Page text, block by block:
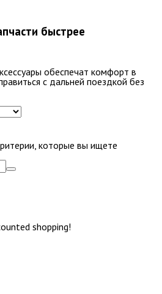
быстрее
обеспечат комфорт в
с дальней поездкой без
которые вы ищете
shopping!